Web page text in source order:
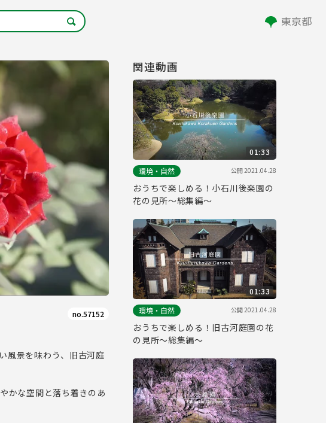
no.57152
風景を味わう、旧古河庭
かな空間と落ち着きのあ
関連動画
01:33
環境・自然
公開2021.04.28
おうちで楽しめる！小石川後楽園の
花の見所～総集編～
01:33
環境・自然
公開2021.04.28
おうちで楽しめる！旧古河庭園の花
の見所～総集編～